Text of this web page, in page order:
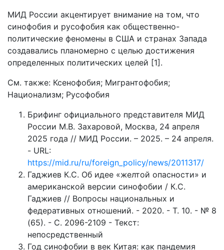
МИД России акцентирует внимание на том, что
синофобия и русофобия как общественно-
политические феномены в США и странах Запада
создавались планомерно с целью достижения
определенных политических целей [1].
См. также: Ксенофобия; Мигрантофобия;
Национализм; Русофобия
Брифинг официального представителя МИД
России М.В. Захаровой, Москва, 24 апреля
2025 года // МИД России. – 2025. – 24 апреля.
- URL:
https://mid.ru/ru/foreign_policy/news/2011317/
Гаджиев К.С. Об идее «желтой опасности» и
американской версии синофобии / К.С.
Гаджиев // Вопросы национальных и
федеративных отношений. - 2020. - Т. 10. - № 8
(65). - С. 2096-2109 - Текст:
непосредственный
Год синофобии в век Китая: как пандемия